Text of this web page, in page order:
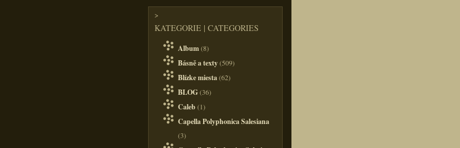
>
KATEGORIE | CATEGORIES
Album(8)
Básně a texty(509)
Blízke miesta(62)
BLOG(36)
Caleb(1)
Capella Polyphonica Salesiana
(3)